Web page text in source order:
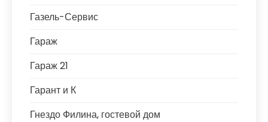
Газель-Сервис
Гараж
Гараж 21
Гарант и К
Гнездо Филина, гостевой дом